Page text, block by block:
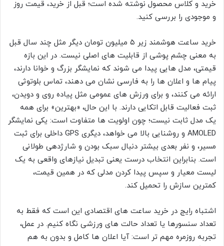
خرید و کلاس محصول نوشته شده است؛ قبل از خرید، قیمت روز
و موجودی را بررسی کنید.
خرید ساعت هوشمند زیر ۵ میلیون تومان دیگر مثل چند سال قبل
به معنی چشم پوشی از قابلیت های اصلی نیست. در این بازه
قیمتی، مدل هایی پیدا می شوند که نمایشگر بزرگ و خوانا دارند،
پیام ها و اعلان ها را به فارسی نشان می دهند، تماس بلوتوثی
ارائه می کنند، و برای ورزش های عمومی مثل پیاده روی و دویدن،
ثبت فعالیت قابل اتکایی دارند. با این حال، «بهترین» برای همه
یک مدل ثابت نیست؛ چون اولویت ها متفاوت است: یکی نمایشگر
AMOLED و روشنایی بالا می خواهد، دیگری GPS داخلی برای ثبت
مسیر، و نفر بعدی بیشتر دنبال سبک بودن و شارژدهی طولانی
است. بنابراین انتخاب درست یعنی تبدیل نیازهای واقعی به یک
لیست معیار و سپس پیدا کردن مدلی که در همین قیمت،
کمترین سازش را تحمیل کند.
اشتباه رایج در خرید ساعت های اقتصادی این است که فقط به
تعداد سنسورها یا تعداد حالت های ورزشی نگاه کنیم. در عمل،
تجربه روزمره مهم تر است: آیا اعلان ها کامل و بدون به هم